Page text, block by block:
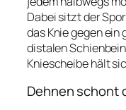
Dabei sitzt der
das Knie gegen
distalen
Kniescheibe hält
Dehnen schont